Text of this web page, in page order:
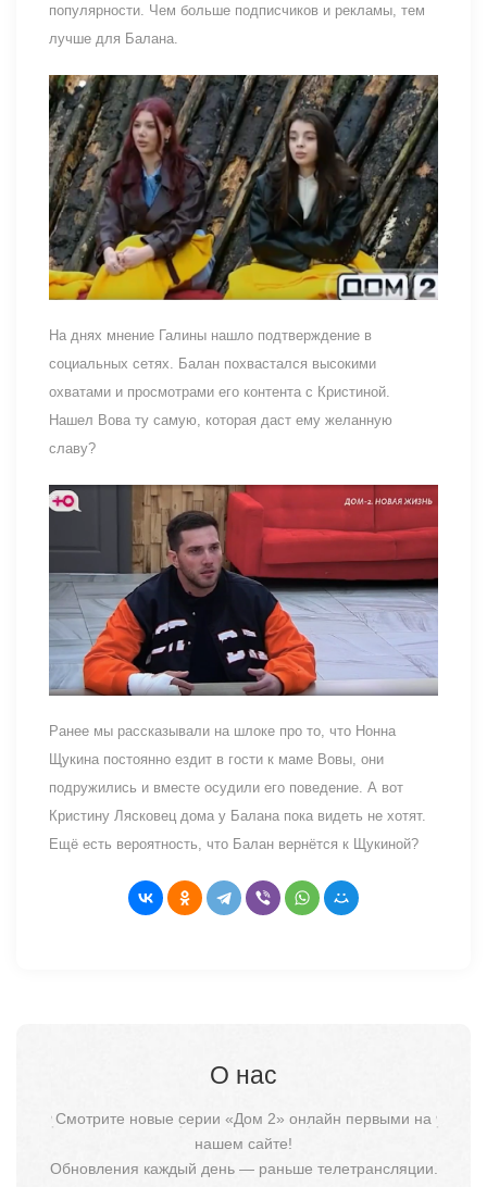
популярности. Чем больше подписчиков и рекламы, тем
лучше для Балана.
На днях мнение Галины нашло подтверждение в
социальных сетях. Балан похвастался высокими
охватами и просмотрами его контента с Кристиной.
Нашел Вова ту самую, которая даст ему желанную
славу?
Ранее мы рассказывали на шлоке про то, что Нонна
Щукина постоянно ездит в гости к маме Вовы, они
подружились и вместе осудили его поведение. А вот
Кристину Лясковец дома у Балана пока видеть не хотят.
Ещё есть вероятность, что Балан вернётся к Щукиной?
О нас
Смотрите новые серии «Дом 2» онлайн первыми на
нашем сайте!
Обновления каждый день — раньше телетрансляции.